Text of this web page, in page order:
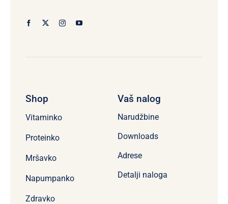
Shop
Vitaminko
Proteinko
Mršavko
Napumpanko
Zdravko
Vaš nalog
Narudžbine
Downloads
Adrese
Detalji naloga